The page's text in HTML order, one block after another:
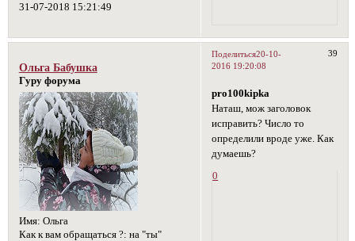
31-07-2018 15:21:49
Поделиться 39
20-10-
2016 19:20:08
Ольга Бабушка
Гуру форума
Имя: Ольга
Как к вам обращаться ?: на "ты"
pro100kipka
Наташ, мож заголовок
исправить? Число то
определили вроде уже. Как
думаешь?
0